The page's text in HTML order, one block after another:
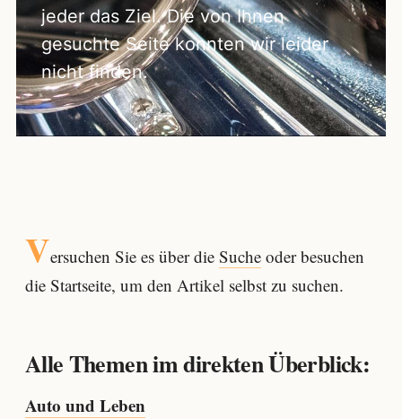
jeder das Ziel. Die von Ihnen
gesuchte Seite konnten wir leider
nicht finden.
Versuchen Sie es über die Sucheoder besuchen
die Startseite, um den Artikel selbst zu suchen.
Alle Themen im direkten Überblick:
Auto und Leben